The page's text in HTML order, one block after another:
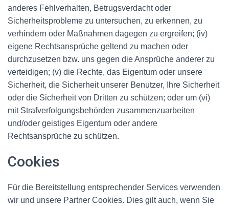
anderes Fehlverhalten, Betrugsverdacht oder
Sicherheitsprobleme zu untersuchen, zu erkennen, zu
verhindern oder Maßnahmen dagegen zu ergreifen; (iv)
eigene Rechtsansprüche geltend zu machen oder
durchzusetzen bzw. uns gegen die Ansprüche anderer zu
verteidigen; (v) die Rechte, das Eigentum oder unsere
Sicherheit, die Sicherheit unserer Benutzer, Ihre Sicherheit
oder die Sicherheit von Dritten zu schützen; oder um (vi)
mit Strafverfolgungsbehörden zusammenzuarbeiten
und/oder geistiges Eigentum oder andere
Rechtsansprüche zu schützen.
Cookies
Für die Bereitstellung entsprechender Services verwenden
wir und unsere Partner Cookies. Dies gilt auch, wenn Sie